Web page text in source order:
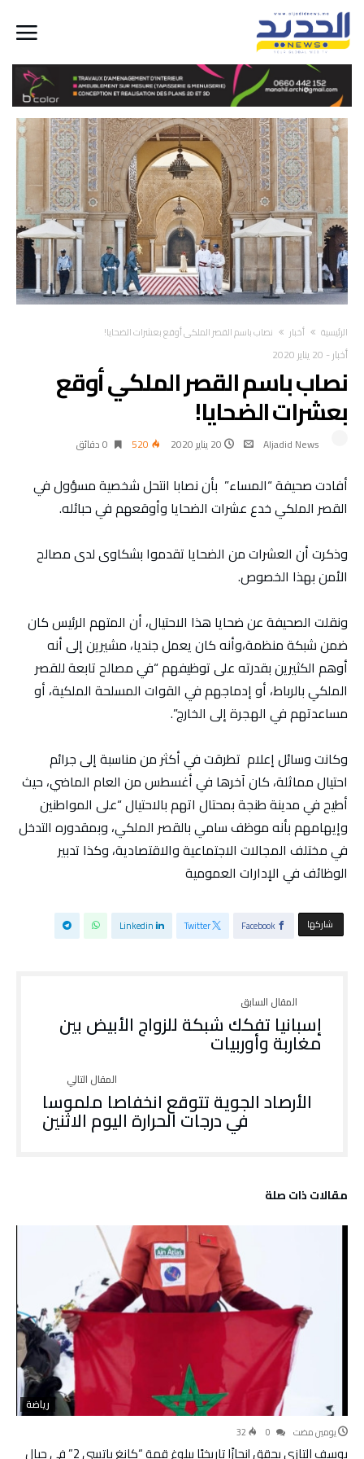
‫الرئيسية‬ أخبار نصاب باسم القصر الملكي أوقع بعشرات الضحايا!
أخبار- 20 يناير 2020
نصاب باسم القصر الملكي أوقع
بعشرات الضحايا!
Aljadid News 20 يناير 2020 520 0 ‫دقائق‬
أفادت صحيفة “المساء” بأن نصابا انتحل شخصية مسؤول في
القصر الملكي خدع عشرات الضحايا وأوقعهم في حبائله.
وذكرت أن العشرات من الضحايا تقدموا بشكاوى لدى مصالح
الأمن بهذا الخصوص.
ونقلت الصحيفة عن ضحايا هذا الاحتيال، أن المتهم الرئيس كان
ضمن شبكة منظمة،وأنه كان يعمل جنديا، مشيرين إلى أنه
أوهم الكثيرين بقدرته على توظيفهم “في مصالح تابعة للقصر
الملكي بالرباط، أو إدماجهم في القوات المسلحة الملكية، أو
مساعدتهم في الهجرة إلى الخارج”.
وكانت وسائل إعلام تطرقت في أكثر من مناسبة إلى جرائم
احتيال مماثلة، كان آخرها في أغسطس من العام الماضي، حيث
أطيح في مدينة طنجة بمحتال اتهم بالاحتيال “على المواطنين
وإيهامهم بأنه موظف سامي بالقصر الملكي، وبمقدوره التدخل
في مختلف المجالات الاجتماعية والاقتصادية، وكذا تدبير
الوظائف في الإدارات العمومية
‫‫ شاركها‬ Facebook
Twitter
Linkedin
إسبانيا تفكك شبكة للزواج الأبيض بين
مغاربة وأوربيات
الأرصاد الجوية تتوقع انخفاصا ملموسا
في درجات الحرارة اليوم الاثنين
‫مقالات ذات صلة‬
رياضة
‫‫‫‏‫يومين مضت‬ 32
يوسف التازي يحقق إنجازًا تاريخيًا ببلوغ قمة “كانغ ياتسي 2” في جبال